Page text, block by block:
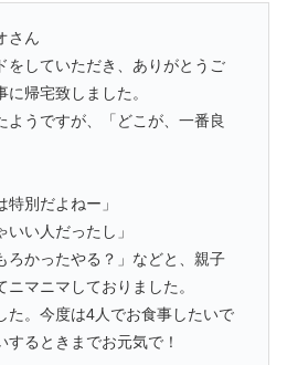
さん
をしていただき、ありがとうご
帰宅致しました。
ようですが、「どこが、一番良
特別だよねー」
いい人だったし」
ろかったやる？」などと、親子
マニマしておりました。
た。今度は4人でお食事したいで
るときまでお元気で！